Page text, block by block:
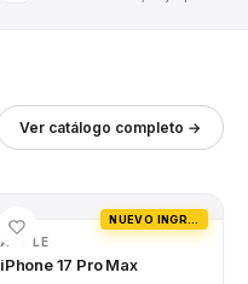
Ver catálogo completo →
APPLE
iPhone 17 Pro Max